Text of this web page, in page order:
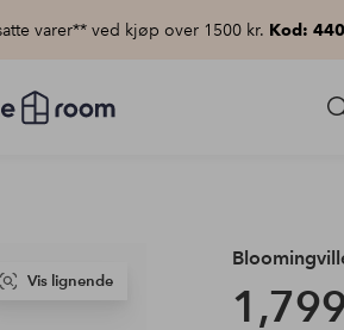
varer** ved kjøp over 1500 kr. Kod:
Vis lignende